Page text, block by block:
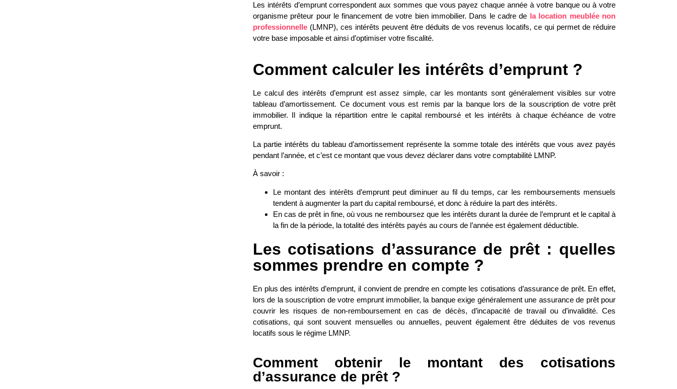
Les intérêts d’empruntcorrespondent aux sommes que vous payez chaque année à votre banque ou à votre
organisme prêteur pour le financement de votre bien immobilier. Dans le cadre de la location meublée non
professionnelle(LMNP), ces intérêts peuvent être déduits de vos revenus locatifs, ce qui permet de réduire
votre base imposable et ainsi d’optimiser votre fiscalité.
Comment calculer les intérêts d’emprunt ?
Le calcul des intérêts d’emprunt est assez simple, car les montants sont généralement visibles sur votre
tableau d’amortissement. Ce document vous est remis par la banque lors de la souscription de votre prêt
immobilier. Il indique la répartition entre le capital remboursé et les intérêts à chaque échéance de votre
emprunt.
La partie intérêts du tableau d’amortissement représente la somme totale des intérêts que vous avez payés
pendant l’année, et c’est ce montant que vous devez déclarer dans votre comptabilité LMNP.
À savoir :
Le montant des intérêts d’emprunt peut diminuer au fil du temps, car les remboursements mensuels
tendent à augmenter la part du capital remboursé, et donc à réduire la part des intérêts.
En cas de prêt in fine, où vous ne remboursez que les intérêts durant la durée de l’emprunt et le capital à
la fin de la période, la totalité des intérêts payés au cours de l’année est également déductible.
Les cotisations d’assurance de prêt : quelles
sommes prendre en compte ?
En plus des intérêts d’emprunt, il convient de prendre en compte les cotisations d’assurance de prêt. En effet,
lors de la souscription de votre emprunt immobilier, la banque exige généralement une assurance de prêt pour
couvrir les risques de non-remboursement en cas de décès, d’incapacité de travail ou d’invalidité. Ces
cotisations, qui sont souvent mensuelles ou annuelles, peuvent également être déduites de vos revenus
locatifs sous le régime LMNP.
Comment obtenir le montant des cotisations
d’assurance de prêt ?